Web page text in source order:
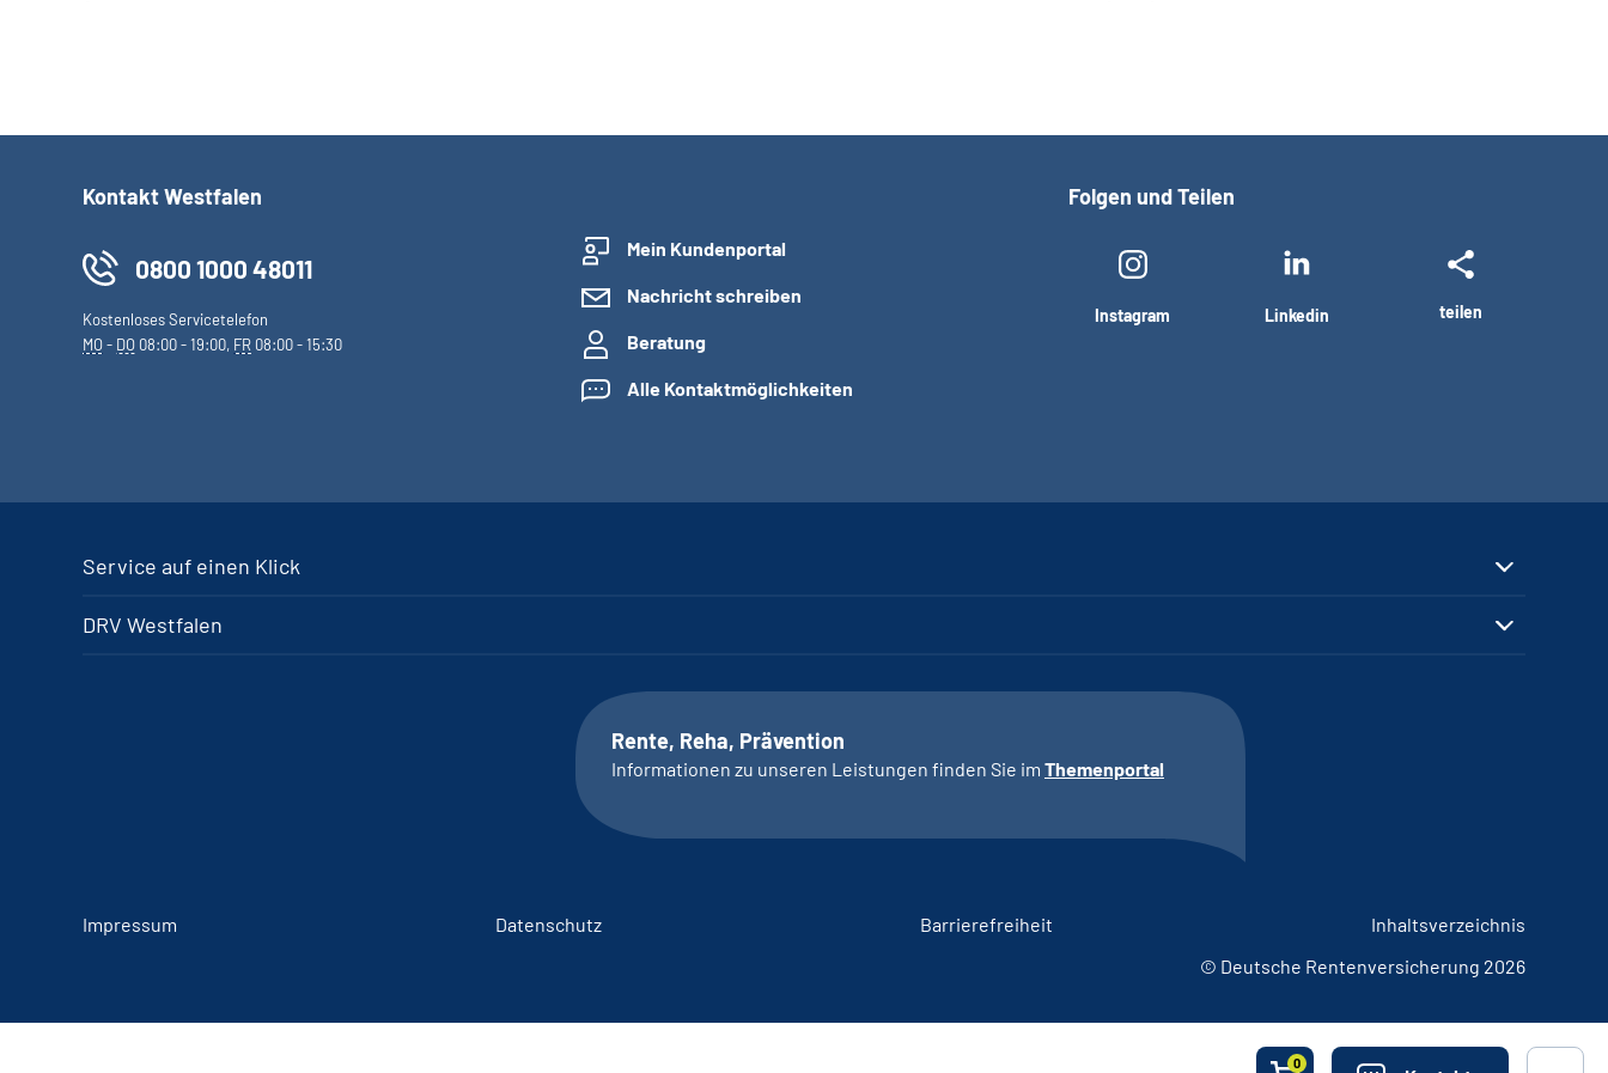
0
Kontakt Westfalen
0800 1000 48011
Kostenloses Servicetelefon
MO- DO 08:00 - 19:00, FR 08:00 - 15:30
Mein Kundenportal
Nachricht schreiben
Beratung
Alle Kontaktmöglichkeiten
Folgen und Teilen
Instagram Linkedin teilen
Service auf einen Klick
DRV Westfalen
Rente, Reha, Prävention
Informationen zu unseren Leistungen finden Sie im Themenportal
Impressum Datenschutz Barrierefreiheit
Inhaltsverzeichnis
© Deutsche Rentenversicherung 2026